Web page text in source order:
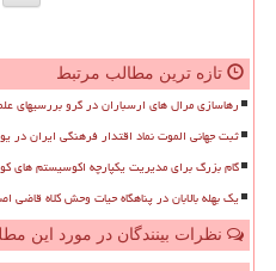
تازه ترین مطالب مرتبط
رهاسازی مرال های ارسباران در گرو بررسیهای
ثبت جهانی الموت نماد اقتدار فرهنگی ایران در
گام بزرگ برای مدیریت یکپارچه اکوسیستم های
یک بهله بالابان در پناهگاه حیات وحش کلاه قاضی
نظرات بینندگان در مورد این